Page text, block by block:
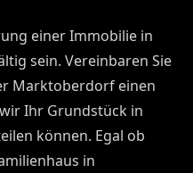
einer Immobilie in
sein. Vereinbaren Sie
Marktoberdorf einen
Ihr Grundstück in
können. Egal ob
in